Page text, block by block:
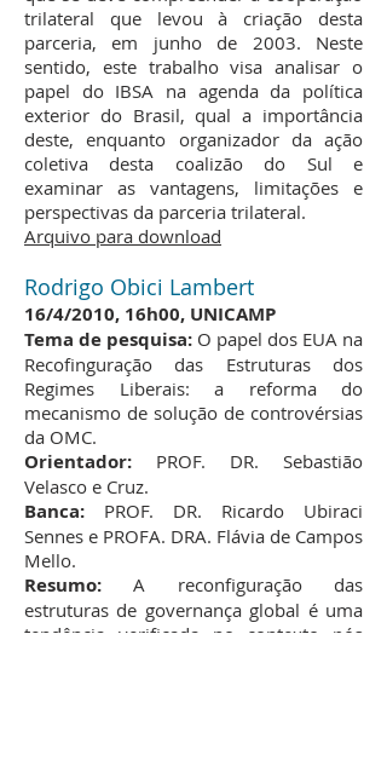
trilateral que levou à criação desta
parceria, em junho de 2003. Neste
sentido, este trabalho visa analisar o
papel do IBSA na agenda da política
exterior do Brasil, qual a importância
deste, enquanto organizador da ação
coletiva desta coalizão do Sul e
examinar as vantagens, limitações e
perspectivas da parceria trilateral.
Arquivo para download
Rodrigo Obici Lambert
16/4/2010, 16h00, UNICAMP
Tema de pesquisa: O papel dos EUA na
Recofinguração das Estruturas dos
Regimes Liberais: a reforma do
mecanismo de solução de controvérsias
da OMC.
Orientador: PROF. DR. Sebastião
Velasco e Cruz.
Banca: PROF. DR. Ricardo Ubiraci
Sennes e PROFA. DRA. Flávia de Campos
Mello.
Resumo: A reconfiguração das
estruturas de governança global é uma
tendência verificada no contexto pós